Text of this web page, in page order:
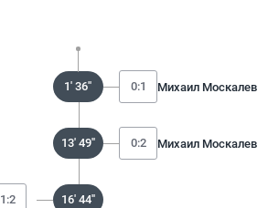
1' 36'' 0:1 Михаил Москалев
13' 49'' 0:2 Михаил Москалев
1:2 16' 44''